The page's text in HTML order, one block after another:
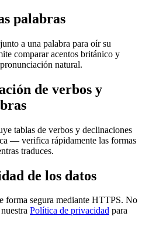
palabras
a una palabra para oír su
comparar acentos británico y
natural.
de verbos y
tablas de verbos y declinaciones
— verifica rápidamente las formas
traduces.
de los datos
forma segura mediante HTTPS. No
Política de privacidad para